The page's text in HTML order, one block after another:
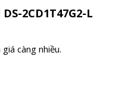
2CD1T47G2-L
càng nhiều.